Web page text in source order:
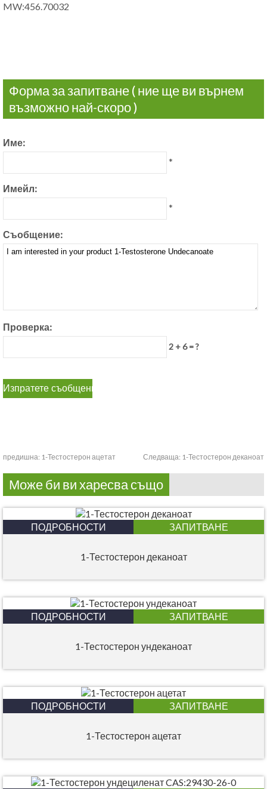
MW:456.70032
Форма за запитване ( ние ще ви върнем
възможно най-скоро )
Име:
*
Имейл:
*
Съобщение:
Проверка:
2 + 6 = ?
предишна: 1-Тестостерон ацетат Следваща: 1-Тестостерон деканоат
Може би ви харесва също
ПОДРОБНОСТИ ЗАПИТВАНЕ
1-Тестостерон деканоат
ПОДРОБНОСТИ ЗАПИТВАНЕ
1-Тестостерон ундеканоат
ПОДРОБНОСТИ ЗАПИТВАНЕ
1-Тестостерон ацетат